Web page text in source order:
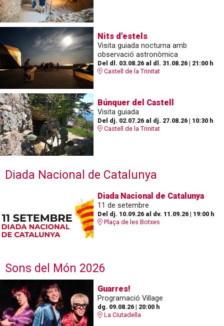
Nits d'estels
Visita guiada nocturna amb
observació astronòmica
Del dl. 03.08.26al dl. 31.08.26| 21:00 h
Castell de la Trinitat
Búnquer del Castell
Visita guiada
Del dj. 02.07.26al dj. 27.08.26| 10:30 h
Castell de la Trinitat
Diada Nacional de Catalunya
Diada Nacional de Catalunya
11 de setembre
Del dj. 10.09.26al dv. 11.09.26| 19:00 h
Plaça de les Botxes
Sons del Món 2026
Guarres!
Programació Village
dg. 09.08.26| 20:00 h
La Ciutadella